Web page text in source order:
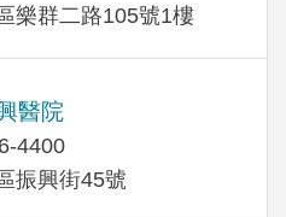
樂群二路105號1樓
醫院
4400
振興街45號